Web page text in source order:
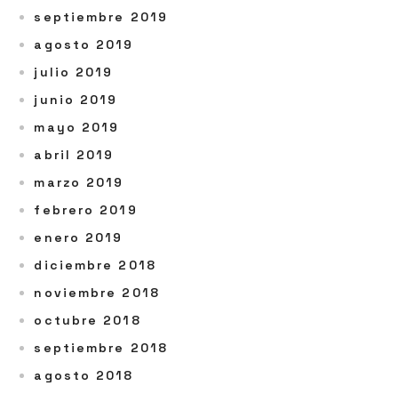
septiembre 2019
agosto 2019
julio 2019
junio 2019
mayo 2019
abril 2019
marzo 2019
febrero 2019
enero 2019
diciembre 2018
noviembre 2018
octubre 2018
septiembre 2018
agosto 2018